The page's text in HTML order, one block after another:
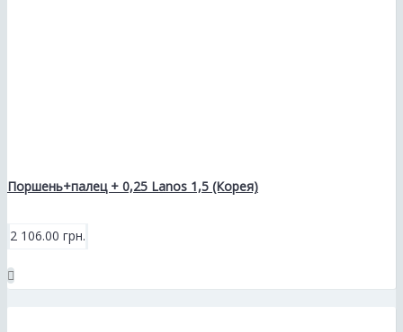
Поршень+палец + 0,25 Lanos 1,5 (Корея)
2 106.00 грн.